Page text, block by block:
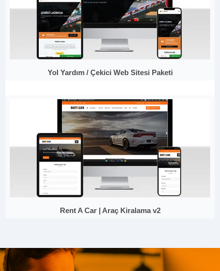
Yol Yardım / Çekici Web Sitesi Paketi
Rent A Car | Araç Kiralama v2